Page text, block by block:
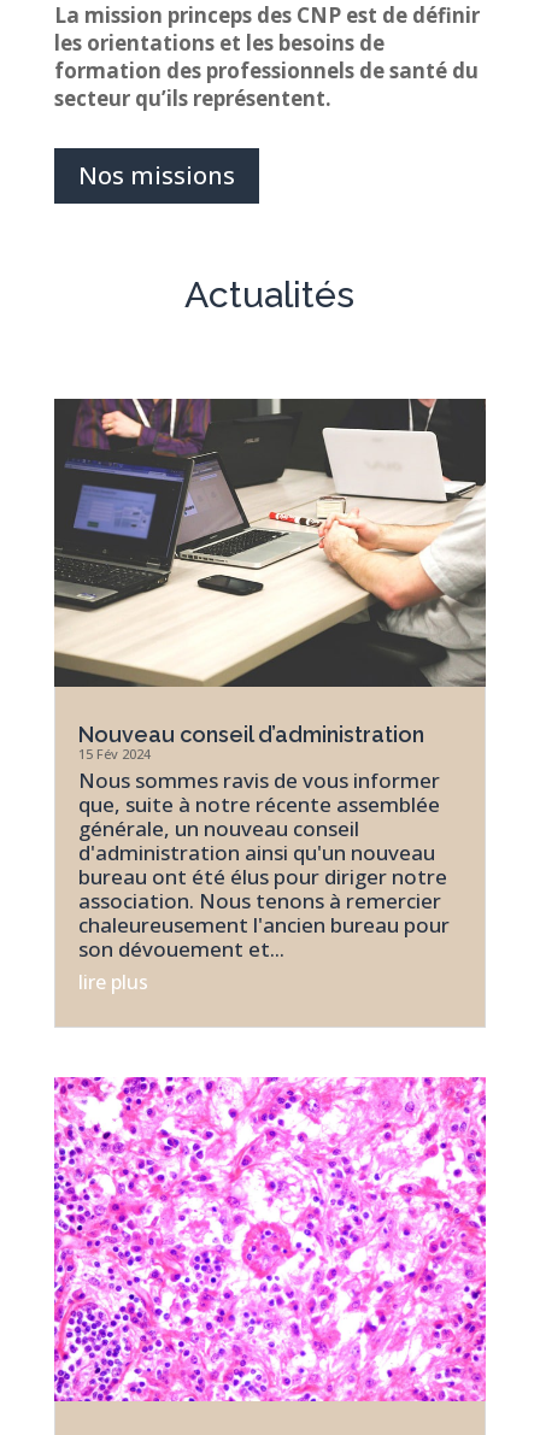
La mission princeps des CNP est de définir
les orientations et les besoins de
formation des professionnels de santé du
secteur qu’ils représentent.
Nos missions
Actualités
Nouveau conseil d’administration
15 Fév 2024
Nous sommes ravis de vous informer
que, suite à notre récente assemblée
générale, un nouveau conseil
d'administration ainsi qu'un nouveau
bureau ont été élus pour diriger notre
association. Nous tenons à remercier
chaleureusement l'ancien bureau pour
son dévouement et...
lire plus